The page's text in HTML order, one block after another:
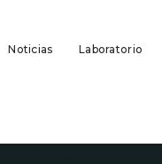
Noticias Laboratorio